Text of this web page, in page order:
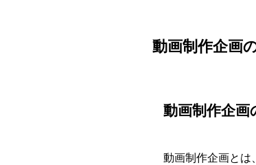
動画制作企画
動画制作企画
動画制作企画とは